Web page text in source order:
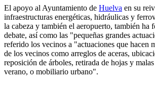
El apoyo al Ayuntamiento de Huelva en su
infraestructuras energéticas, hidráulicas y
la cabeza y también el aeropuerto, también ha
debate, así como las "pequeñas grandes
referido los vecinos a "actuaciones que hacen
de los vecinos como arreglos de aceras,
reposición de árboles, retirada de hojas y
verano, o mobiliario urbano".